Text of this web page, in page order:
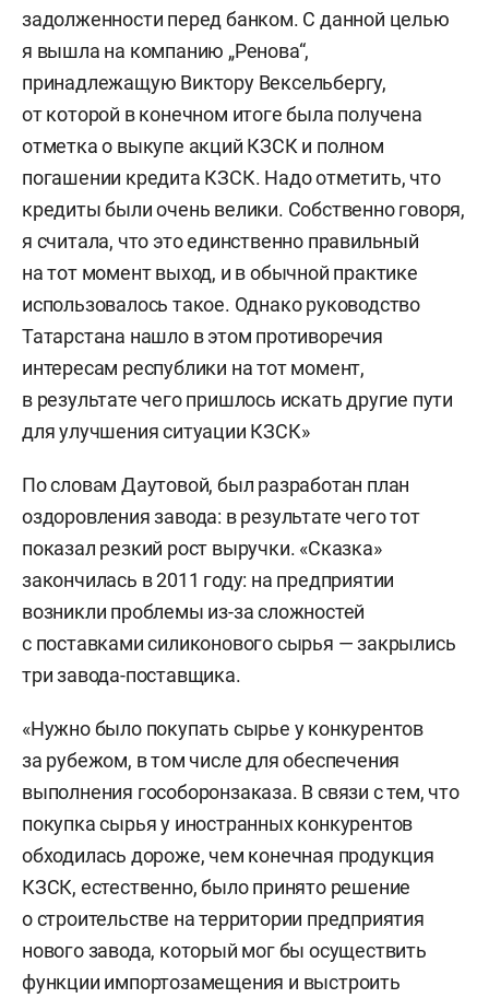
задолженности перед банком. С данной целью
я вышла на компанию „Ренова“,
принадлежащую Виктору Вексельбергу,
от которой в конечном итоге была получена
отметка о выкупе акций КЗСК и полном
погашении кредита КЗСК. Надо отметить, что
кредиты были очень велики. Собственно говоря,
я считала, что это единственно правильный
на тот момент выход, и в обычной практике
использовалось такое. Однако руководство
Татарстана нашло в этом противоречия
интересам республики на тот момент,
в результате чего пришлось искать другие пути
для улучшения ситуации КЗСК»
По словам Даутовой, был разработан план
оздоровления завода: в результате чего тот
показал резкий рост выручки. «Сказка»
закончилась в 2011 году: на предприятии
возникли проблемы из-за сложностей
с поставками силиконового сырья — закрылись
три завода-поставщика.
«Нужно было покупать сырье у конкурентов
за рубежом, в том числе для обеспечения
выполнения гособоронзаказа. В связи с тем, что
покупка сырья у иностранных конкурентов
обходилась дороже, чем конечная продукция
КЗСК, естественно, было принято решение
о строительстве на территории предприятия
нового завода, который мог бы осуществить
функции импортозамещения и выстроить